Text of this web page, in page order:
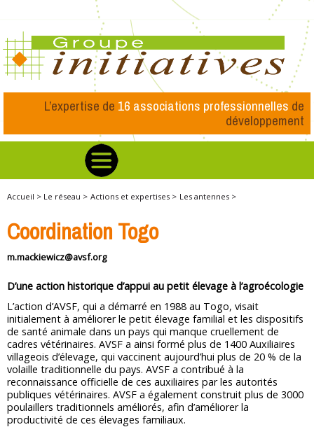
L’expertise de 16 associations professionnelles de
développement
Accueil > Le réseau > Actions et expertises > Les antennes >
Coordination Togo
m.mackiewicz@avsf.org
D’une action historique d’appui au petit élevage à l’agroécologie
L’action d’AVSF, qui a démarré en 1988 au Togo, visait
initialement à améliorer le petit élevage familial et les dispositifs
de santé animale dans un pays qui manque cruellement de
cadres vétérinaires. AVSF a ainsi formé plus de 1400 Auxiliaires
villageois d’élevage, qui vaccinent aujourd’hui plus de 20 % de la
volaille traditionnelle du pays. AVSF a contribué à la
reconnaissance officielle de ces auxiliaires par les autorités
publiques vétérinaires. AVSF a également construit plus de 3000
poulaillers traditionnels améliorés, afin d’améliorer la
productivité de ces élevages familiaux.